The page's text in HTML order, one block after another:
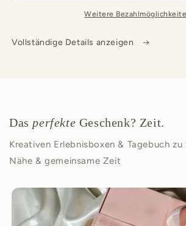
Weitere
Vollständige Details anzeigen
Dasperfekte Geschenk? Zeit.
Kreativen Erlebnisboxen & Tagebuch
Nähe & gemeinsame Zeit